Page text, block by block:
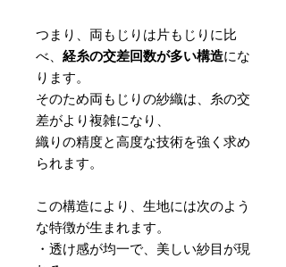
つまり、両もじりは片もじりに比
べ、 経糸の交差回数が多い構造にな
ります。
そのため両もじりの紗織は、糸の交
差がより複雑になり、
織りの精度と高度な技術を強く求め
られます。
この構造により、生地には次のよう
な特徴が生まれます。
・透け感が均一で、美しい紗目が現